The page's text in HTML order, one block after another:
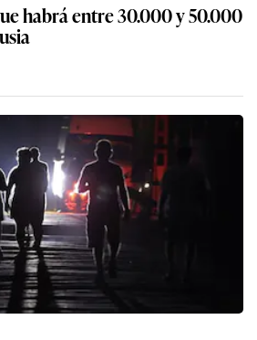
habrá entre 30.000 y 50.000